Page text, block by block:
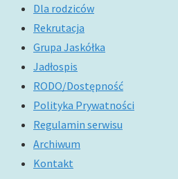
Dla rodziców
Rekrutacja
Grupa Jaskółka
Jadłospis
RODO/Dostępność
Polityka Prywatności
Regulamin serwisu
Archiwum
Kontakt